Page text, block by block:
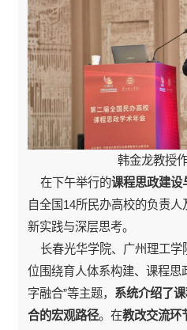
韩金龙教授
在下午举行的课程思政建设
自全国14所民办高校的负责
新实践与深层思考。
长春光华学院、广州理工学
位围绕育人体系构建、课程思
字融合”等主题， 系统介绍了
合的宏观路径。在教改交流环